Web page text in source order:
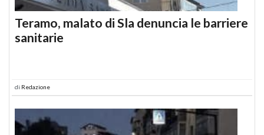
Teramo, malato di Sla denuncia le barriere
sanitarie
di Redazione